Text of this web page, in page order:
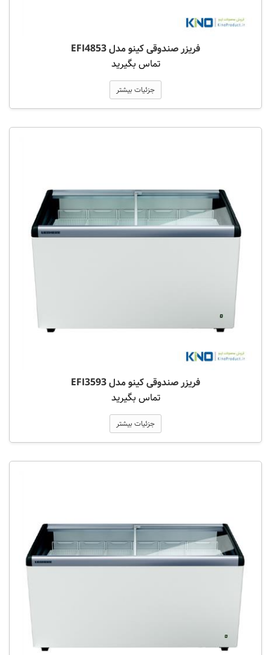
فریزر صندوقی کینو مدل EFI4853
تماس بگیرید
جزئیات بیشتر
فریزر صندوقی کینو مدل EFI3593
تماس بگیرید
جزئیات بیشتر